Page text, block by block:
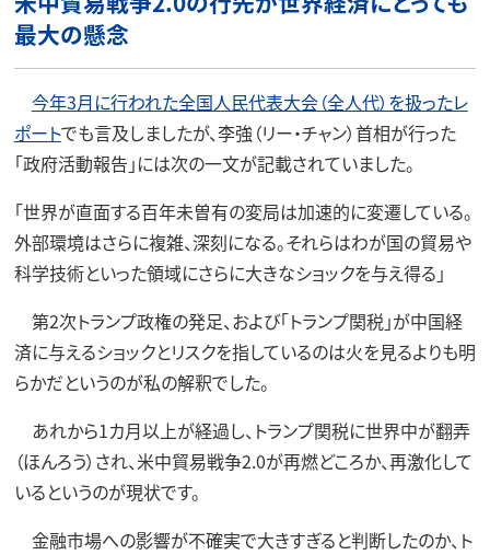
最大の懸念
今年3月に行われた全国人民代表大会（全人代）を扱ったレ
ポートでも言及しましたが、李強（リー・チャン）首相が行った
「政府活動報告」には次の一文が記載されていました。
「世界が直面する百年未曽有の変局は加速的に変遷している。
外部環境はさらに複雑、深刻になる。それらはわが国の貿易や
科学技術といった領域にさらに大きなショックを与え得る」
第2次トランプ政権の発足、および「トランプ関税」が中国経
済に与えるショックとリスクを指しているのは火を見るよりも明
らかだというのが私の解釈でした。
あれから1カ月以上が経過し、トランプ関税に世界中が翻弄
（ほんろう）され、米中貿易戦争2.0が再燃どころか、再激化して
いるというのが現状です。
金融市場への影響が不確実で大きすぎると判断したのか、ト